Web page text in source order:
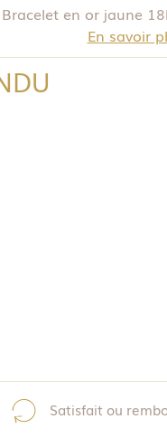
Bracelet en or jaune
En savoir
Satisfait ou